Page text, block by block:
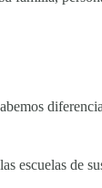
escuelas de